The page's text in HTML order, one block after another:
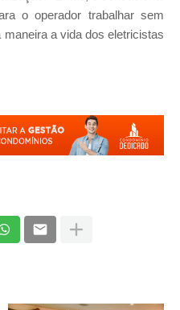
o operador trabalhar sem
a vida dos eletricistas